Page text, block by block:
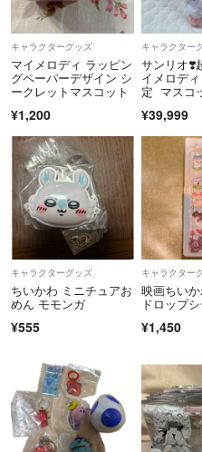
キャラクターグッズ
マイメロディ ラッピン
グペーパーデザイン シ
ークレットマスコット
¥1,200
キャラクター
サンリオ❣️
イメロデ
定 マスコ
¥39,999
キャラクターグッズ
ちいかわ ミニチュアお
めん モモンガ
¥555
キャラクター
映画ちい
ドロップ
¥1,450